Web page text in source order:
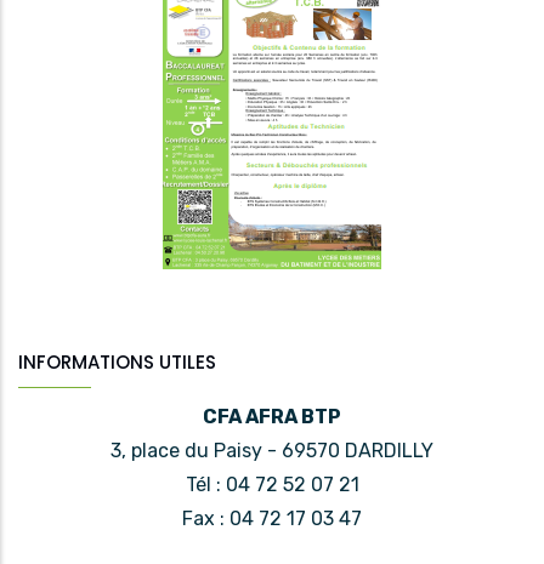
INFORMATIONS UTILES
CFA AFRA BTP
3, place du Paisy - 69570 DARDILLY
Tél : 04 72 52 07 21
Fax : 04 72 17 03 47